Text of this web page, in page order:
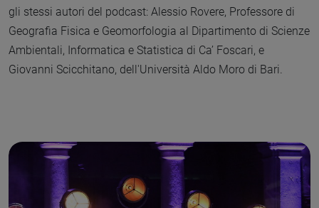
gli stessi autori del podcast: Alessio Rovere, Professore di
Geografia Fisica e Geomorfologia al Dipartimento di Scienze
Ambientali, Informatica e Statistica di Ca’ Foscari, e
Giovanni Scicchitano, dell'Università Aldo Moro di Bari.